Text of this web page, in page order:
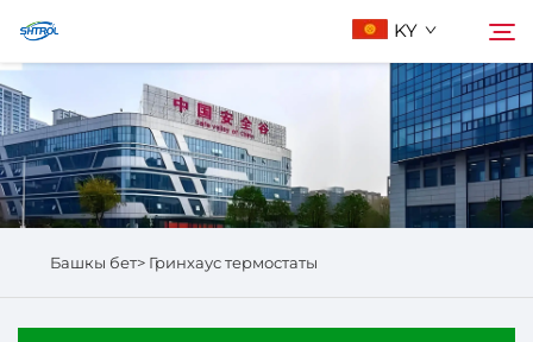
KY
Биз жөнүндө
Продукциялар
Издөө
Башкы бет> Гринхаус термостаты